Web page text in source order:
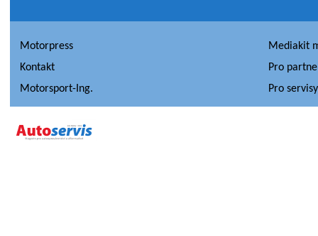
Motorpress
Mediakit
Kontakt
Pro
Motorsport-Ing.
Pro servisy